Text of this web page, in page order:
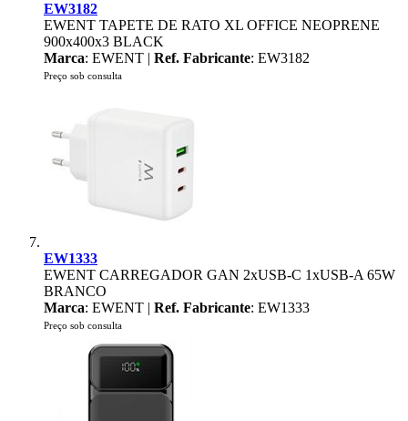
EW3182
EWENT TAPETE DE RATO XL OFFICE NEOPRENE
900x400x3 BLACK
Marca: EWENT | Ref. Fabricante: EW3182
Preço sob consulta
EW1333
EWENT CARREGADOR GAN 2xUSB-C 1xUSB-A 65W
BRANCO
Marca: EWENT | Ref. Fabricante: EW1333
Preço sob consulta